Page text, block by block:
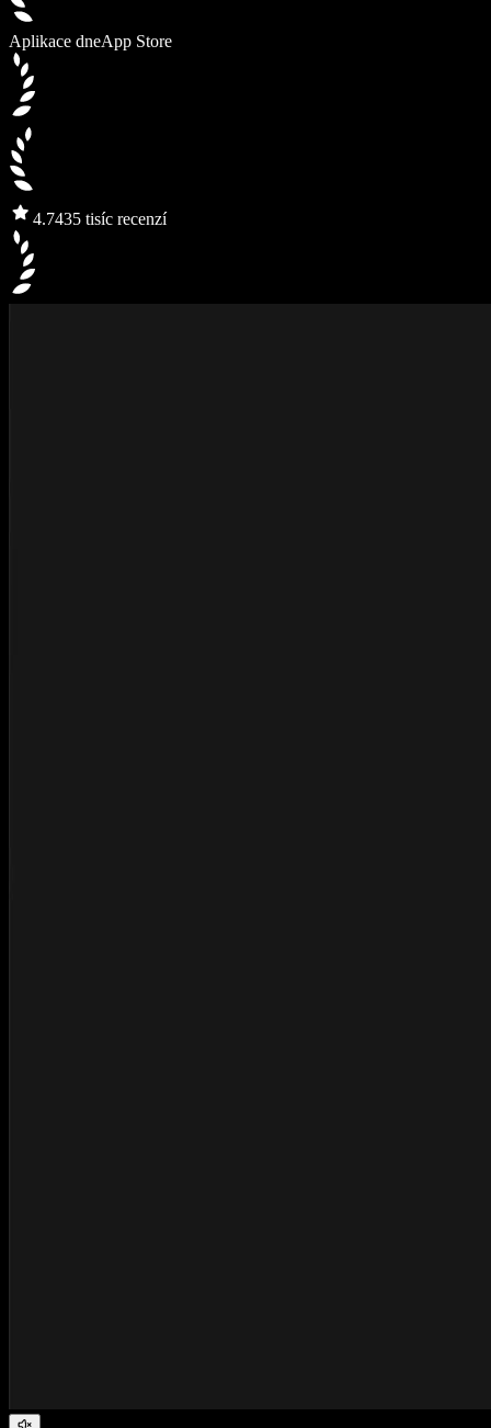
Aplikace dneApp Store
4.7435 tisíc recenzí